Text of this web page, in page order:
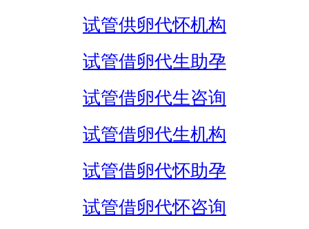
试管供卵代怀机构
试管借卵代生助孕
试管借卵代生咨询
试管借卵代生机构
试管借卵代怀助孕
试管借卵代怀咨询